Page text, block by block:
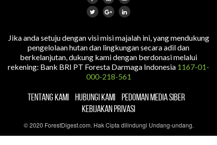
Jika anda setuju dengan visi misi majalah ini, yang mendukung
pengelolaan hutan dan lingkungan secara adil dan
berkelanjutan, dukung kami dengan berdonasi melalui
rekening: Bank BRI PT Foresta Darmaga Indonesia 1167-01-
000-218-561
TENTANG KAMI HUBUNGI KAMI
PEDOMAN MEDIA SIBER
KEBIJAKAN PRIVASI
© 2020 ForestDigest.com. Hak Cipta dilindungi Undang-undang.